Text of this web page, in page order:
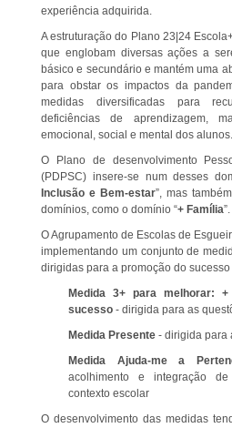
experiência adquirida.
A estruturação do Plano 23|24
que englobam diversas ações a
básico e secundário e mantém uma
para obstar os impactos da
medidas diversificadas para
deficiências de aprendizagem,
emocional, social e mental dos
O Plano de desenvolvimento
(PDPSC) insere-se num desses
Inclusão e Bem-estar”, mas
domínios, como o domínio “+ Família”.
O Agrupamento de Escolas de
implementando um conjunto de
dirigidas para a promoção do
Medida 3+ para melhorar:
sucesso - dirigida para as
Medida Presente - dirigida para
Medida Ajuda-me a
acolhimento e integração
contexto escolar
O desenvolvimento das medidas